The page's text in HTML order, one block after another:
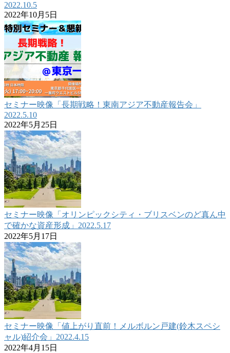
2022.10.5
2022年10月5日
セミナー映像「長期戦略！東南アジア不動産報告会」
2022.5.10
2022年5月25日
セミナー映像「オリンピックシティ・ブリスベンのど真ん中
で確かな資産形成」2022.5.17
2022年5月17日
セミナー映像「値上がり直前！メルボルン戸建(鈴木スペシ
ャル)紹介会」2022.4.15
2022年4月15日